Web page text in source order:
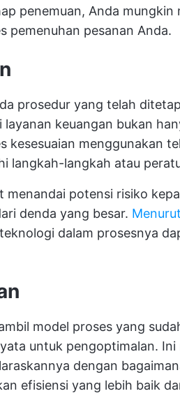
penemuan, Anda
pemenuhan pesanan Anda.
prosedur yang telah
keuangan bukan
kesesuaian menggunakan
langkah-langkah atau
menandai potensi risiko
denda yang besar.
dalam prosesnya
model proses yang
untuk pengoptimalan.
dengan
efisiensi yang lebih baik